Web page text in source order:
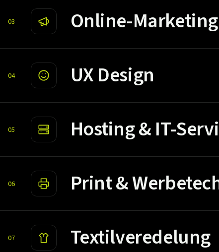
03 Online-Marketing
04 UX Design
05 Hosting & IT-
06 Print &
07 Textilveredelung